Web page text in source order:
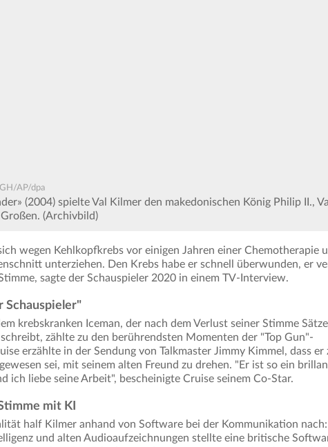
AP/dpa
(2004) spielte Val Kilmer den makedonischen König Philip II.,
(Archivbild)
wegen Kehlkopfkrebs vor einigen Jahren einer Chemotherapie
unterziehen. Den Krebs habe er schnell überwunden, er
sagte der Schauspieler 2020 in einem TV-Interview.
Schauspieler"
krebskranken Iceman, der nach dem Verlust seiner Stimme
zählte zu den berührendsten Momenten der "Top Gun"-
erzählte in der Sendung von Talkmaster Jimmy Kimmel, dass er
sei, mit seinem alten Freund zu drehen. "Er ist so ein
ich liebe seine Arbeit", bescheinigte Cruise seinem Co-Star.
mit KI
half Kilmer anhand von Software bei der Kommunikation
und alten Audioaufzeichnungen stellte eine britische